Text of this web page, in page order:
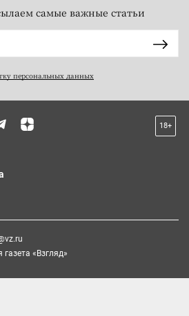
самые важные статьи
персональных данных
18+
«Взгляд»